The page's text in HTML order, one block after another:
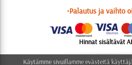
•Palautus ja vaihto
Hinnat sisältävät
© 2006-2025 Suunnittelu:
Käytämme sivuillamme evästeitä